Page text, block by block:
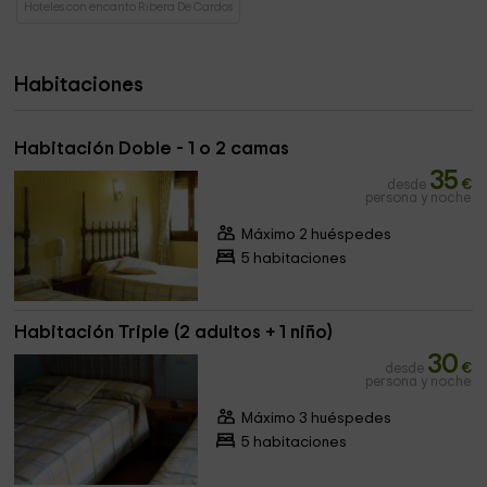
Hoteles con encanto Ribera De Cardos
Habitaciones
Habitación Doble - 1 o 2 camas
desde 35 €
persona y noche
Máximo 2 huéspedes
5 habitaciones
Habitación Triple (2 adultos + 1 niño)
desde 30 €
persona y noche
Máximo 3 huéspedes
5 habitaciones